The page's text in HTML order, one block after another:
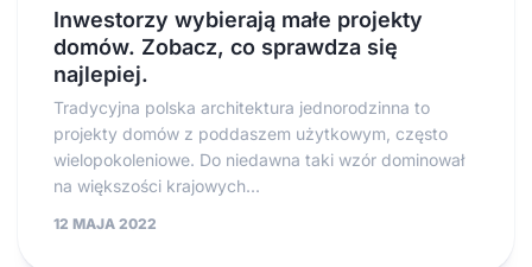
Inwestorzy wybierają małe projekty
domów. Zobacz, co sprawdza się
najlepiej.
Tradycyjna polska architektura jednorodzinna to
projekty domów z poddaszem użytkowym, często
wielopokoleniowe. Do niedawna taki wzór dominował
na większości krajowych...
12 MAJA 2022